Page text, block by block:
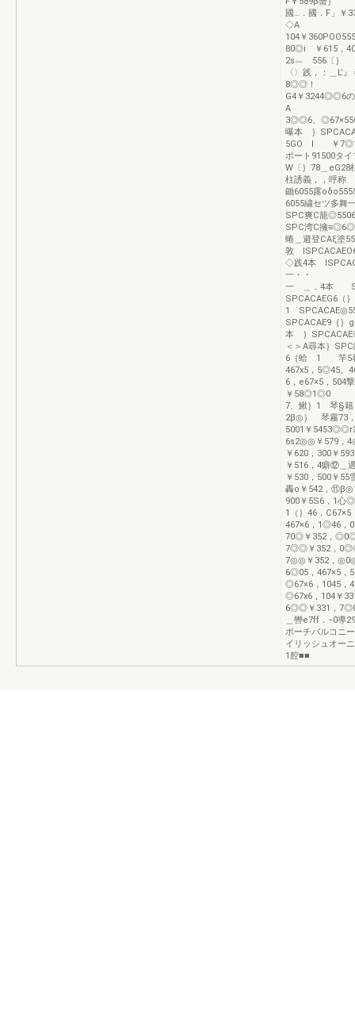
國…．國．F」￥
◇A F￥
104￥
80◎i ￥615，
2s︷ 556〔｝
〈〉践，：＿L’
8◎◎！ ￥
G4￥3244◎◎6
A F￥
3◎◎6、
曝本 ｝
5GO l ￥7◎1」
ポート91500タ
W〔｝78＿
柱誘義，，
鋤6055露
6055繍セツ多舞
SPC爽C籠
SPC湾C擁
蜷＿避登CAξ塗
敦
◇践4本
一
一 ＿．4本
SPCACAEG6（
1
SPCACAE9｛｝
本 ｝
＜＞A尋本｝
6｛蛤 1 竿5巷
467x5，5◎45。
6，e67×5，504
￥
7、鰍｝1 琴§籍
2β◎｝ 琴霧
5001￥
6s2◎◎￥579
￥620，300￥
￥516，4癖⑫
￥530，500￥
轟o￥542，
900￥5S6，1心
1（｝46，
467×6，1◎46，
70◎￥352，
7◎◎￥352，
7◎◎￥352，
6◎05，467×5，
◎67×6，1045，
◎67x6，104￥
6◎◎￥331，
＿轡e7ff．−0導
ポーチバルコニ
イリッシュオー
1腔■■